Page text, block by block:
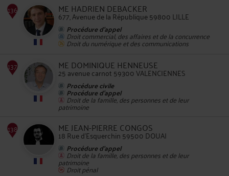
ME HADRIEN DEBACKER
677, Avenue de la République 59800 LILLE
Procédure d'appel
Droit commercial, des affaires et de la concurrence
Droit du numérique et des communications
ME DOMINIQUE HENNEUSE
25 avenue carnot 59300 VALENCIENNES
Procédure civile
Procédure d'appel
Droit de la famille, des personnes et de leur
patrimoine
ME JEAN-PIERRE CONGOS
18 Rue d'Esquerchin 59500 DOUAI
Procédure d'appel
Droit de la famille, des personnes et de leur
patrimoine
Droit pénal